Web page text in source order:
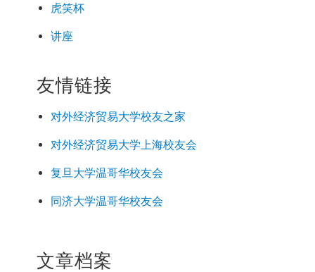
虎笑杯
讲座
友情链接
对外经济贸易大学校友之家
对外经济贸易大学上海校友会
复旦大学温哥华校友会
同济大学温哥华校友会
文章档案